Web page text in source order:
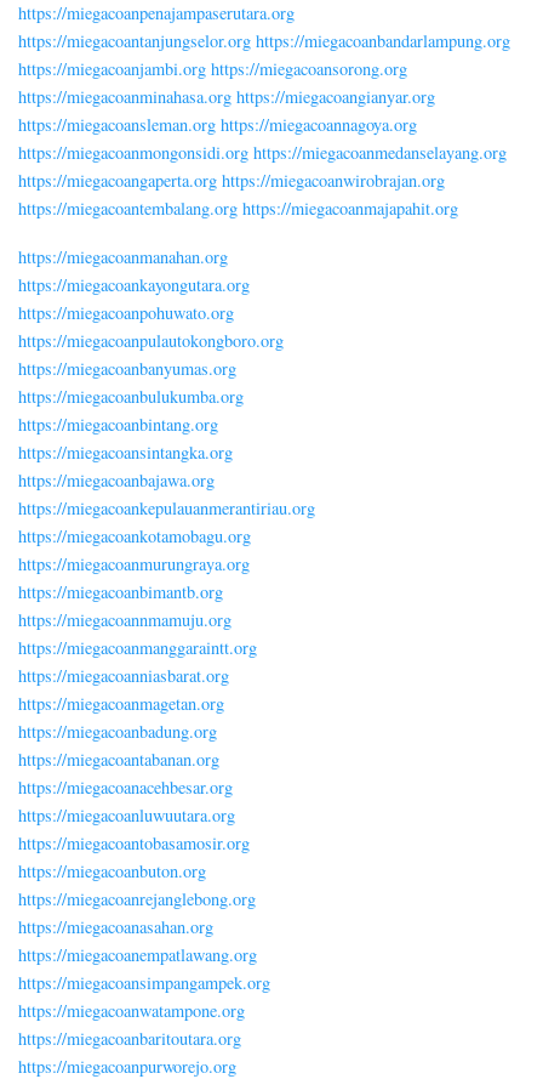
https://miegacoanpenajampaserutara.org
https://miegacoantanjungselor.org https://miegacoanbandarlampung.org
https://miegacoanjambi.org https://miegacoansorong.org
https://miegacoanminahasa.org https://miegacoangianyar.org
https://miegacoansleman.org https://miegacoannagoya.org
https://miegacoanmongonsidi.org https://miegacoanmedanselayang.org
https://miegacoangaperta.org https://miegacoanwirobrajan.org
https://miegacoantembalang.org https://miegacoanmajapahit.org
https://miegacoanmanahan.org
https://miegacoankayongutara.org
https://miegacoanpohuwato.org
https://miegacoanpulautokongboro.org
https://miegacoanbanyumas.org
https://miegacoanbulukumba.org
https://miegacoanbintang.org
https://miegacoansintangka.org
https://miegacoanbajawa.org
https://miegacoankepulauanmerantiriau.org
https://miegacoankotamobagu.org
https://miegacoanmurungraya.org
https://miegacoanbimantb.org
https://miegacoannmamuju.org
https://miegacoanmanggaraintt.org
https://miegacoanniasbarat.org
https://miegacoanmagetan.org
https://miegacoanbadung.org
https://miegacoantabanan.org
https://miegacoanacehbesar.org
https://miegacoanluwuutara.org
https://miegacoantobasamosir.org
https://miegacoanbuton.org
https://miegacoanrejanglebong.org
https://miegacoanasahan.org
https://miegacoanempatlawang.org
https://miegacoansimpangampek.org
https://miegacoanwatampone.org
https://miegacoanbaritoutara.org
https://miegacoanpurworejo.org